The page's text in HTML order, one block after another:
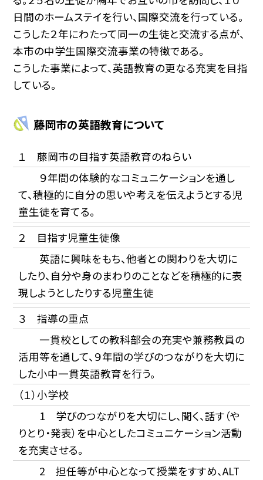
日間のホームステイを行い、国際交流を行っている。
こうした２年にわたって同一の生徒と交流する点が、
本市の中学生国際交流事業の特徴である。
こうした事業によって、英語教育の更なる充実を目指
している。
藤岡市の英語教育について
１ 藤岡市の目指す英語教育のねらい
９年間の体験的なコミュニケーションを通し
て、積極的に自分の思いや考えを伝えようとする児
童生徒を育てる。
２ 目指す児童生徒像
英語に興味をもち、他者との関わりを大切に
したり、自分や身のまわりのことなどを積極的に表
現しようとしたりする児童生徒
３ 指導の重点
一貫校としての教科部会の充実や兼務教員の
活用等を通して、９年間の学びのつながりを大切に
した小中一貫英語教育を行う。
（１）小学校
1 学びのつながりを大切にし、聞く、話す（や
りとり・発表）を中心としたコミュニケーション活動
を充実させる。
2 担任等が中心となって授業をすすめ、ALT